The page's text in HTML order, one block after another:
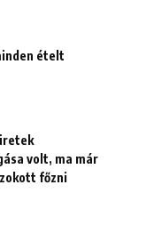
ételt
volt, ma már
főzni